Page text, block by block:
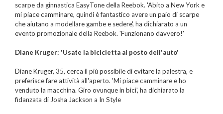
scarpe da ginnastica EasyTone della Reebok. 'Abito a New York e
mi piace camminare, quindi è fantastico avere un paio di scarpe
che aiutano a modellare gambe e sedere', ha dichiarato a un
evento promozionale della Reebok. 'Funzionano davvero!'
Diane Kruger: 'Usate la bicicletta al posto dell'auto'
Diane Kruger, 35, cerca il più possibile di evitare la palestra, e
preferisce fare attività all'aperto. 'Mi piace camminare e ho
venduto la macchina. Giro ovunque in bici', ha dichiarato la
fidanzata di Josha Jackson a In Style